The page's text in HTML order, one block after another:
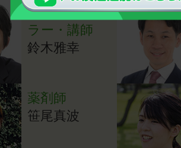
心理カウンセ
ラー・講師
鈴木雅幸
薬剤師
笹尾真波